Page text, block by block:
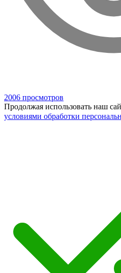
2006 просмотров
Продолжая использовать наш
условиями обработки